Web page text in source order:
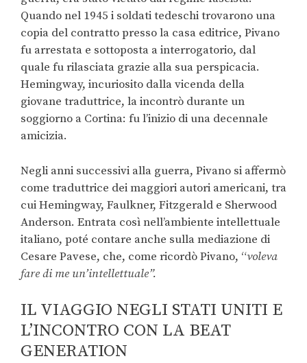
Quando nel 1945 i soldati tedeschi trovarono una
copia del contratto presso la casa editrice, Pivano
fu arrestata e sottoposta a interrogatorio, dal
quale fu rilasciata grazie alla sua perspicacia.
Hemingway, incuriosito dalla vicenda della
giovane traduttrice, la incontrò durante un
soggiorno a Cortina: fu l’inizio di una decennale
amicizia.
Negli anni successivi alla guerra, Pivano si affermò
come traduttrice dei maggiori autori americani, tra
cui Hemingway, Faulkner, Fitzgerald e Sherwood
Anderson. Entrata così nell’ambiente intellettuale
italiano, poté contare anche sulla mediazione di
Cesare Pavese, che, come ricordò Pivano, “voleva
fare di me un’intellettuale”.
IL VIAGGIO NEGLI STATI UNITI E
L’INCONTRO CON LA BEAT
GENERATION